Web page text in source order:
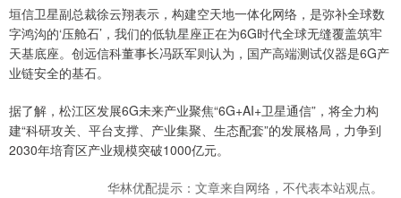
垣信卫星副总裁徐云翔表示，构建空天地一体化网络，是弥补全球数
字鸿沟的‘压舱石’，我们的低轨星座正在为6G时代全球无缝覆盖筑牢
天基底座。创远信科董事长冯跃军则认为，国产高端测试仪器是6G产
业链安全的基石。
据了解，松江区发展6G未来产业聚焦“6G+AI+卫星通信”，将全力构
建“科研攻关、平台支撑、产业集聚、生态配套”的发展格局，力争到
2030年培育区产业规模突破1000亿元。
华林优配提示：文章来自网络，不代表本站观点。